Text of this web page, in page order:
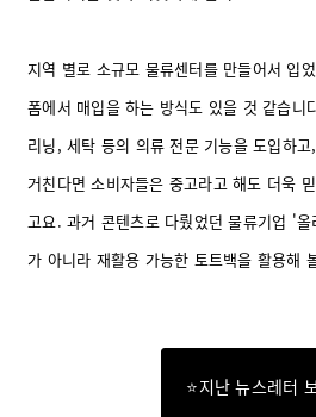
지역 별로 소규모 물류센터를 만들어서 입
폼에서 매입을 하는 방식도 있을 것 같습니
리닝, 세탁 등의 의류 전문 기능을 도입하
거친다면 소비자들은 중고라고 해도 더욱
고요.과거 콘텐츠로 다뤘었던 물류기업 '
가 아니라 재활용 가능한 토트백을 활용해
⭐지난 뉴스레터